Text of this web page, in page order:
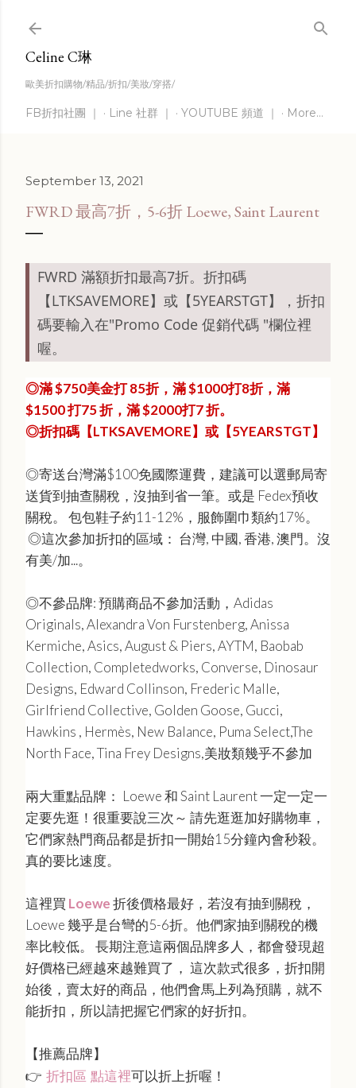
Celine C琳
歐美折扣購物/精品/折扣/美妝/穿搭/
FB折扣社團 ｜ Line 社群 ｜ YOUTUBE 頻道 ｜ More…
September 13, 2021
FWRD 最高7折，5-6折 Loewe, Saint Laurent
FWRD 滿額折扣最高7折。折扣碼
【LTKSAVEMORE】或 【5YEARSTGT】，折扣
碼要輸入在"Promo Code 促銷代碼 "欄位裡
喔。
◎滿 $750美金打 85折，滿 $1000打8折，滿
$1500 打75 折，滿 $2000打7 折。
◎折扣碼【LTKSAVEMORE】或【5YEARSTGT】
◎寄送台灣滿$100免國際運費，建議可以選郵局寄
送貨到抽查關稅，沒抽到省一筆。或是 Fedex預收
關稅。 包包鞋子約11-12%，服飾圍巾類約17%。
◎這次參加折扣的區域： 台灣, 中國, 香港, 澳門。沒
有美/加...。
◎不參品牌: 預購商品不參加活動，Adidas
Originals, Alexandra Von Furstenberg, Anissa
Kermiche, Asics, August & Piers, AYTM, Baobab
Collection, Completedworks, Converse, Dinosaur
Designs, Edward Collinson, Frederic Malle,
Girlfriend Collective, Golden Goose, Gucci,
Hawkins , Hermès, New Balance, Puma Select,The
North Face, Tina Frey Designs,美妝類幾乎不參加
兩大重點品牌： Loewe 和 Saint Laurent 一定一定一
定要先逛！很重要說三次～ 請先逛逛加好購物車，
它們家熱門商品都是折扣一開始15分鐘內會秒殺。
真的要比速度。
這裡買 Loewe折後價格最好，若沒有抽到關稅，
Loewe 幾乎是台彎的5-6折。他們家抽到關稅的機
率比較低。 長期注意這兩個品牌多人，都會發現超
好價格已經越來越難買了， 這次款式很多，折扣開
始後，賣太好的商品，他們會馬上列為預購，就不
能折扣，所以請把握它們家的好折扣。
【推薦品牌】
👉 折扣區 點這裡可以折上折喔！